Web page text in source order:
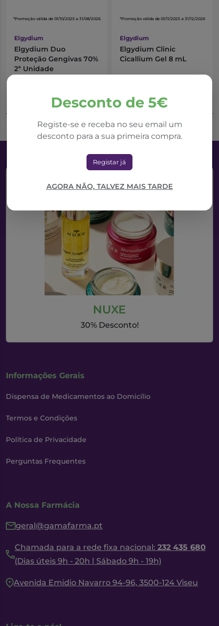
Desconto de 5€
Registe-se e receba no seu email um
desconto para a sua primeira compra.
Registar já
AGORA NÃO, TALVEZ MAIS TARDE
*Promoção válida de 01/10/2025 a 31/08/2026
Elgydium
Elgydium Duo
Proteção Gengivas 70%
2ª Unidade
Adicionar ao Carrinho
*Promoção válida de 01/11/2025 a 31/12/2026
Elgydium
Elgydium Clinic
Cicallium Gel 8 mL
Adicionar ao Carrinho
NUXE
30% Desconto!
Informações Gerais
Dispensa de Medicamentos ao Domicílio
Termos e Condições
Política de Privacidade
Perguntas Frequentes
A Nossa Farmácia
geral@gamafarma.pt
Chamada para a rede fixa nacional: 232 435 680
(Dias úteis 9h - 20h | Sábado 9h - 19h)
Avenida Emidio Navarro 94-96, 3500-124 Viseu